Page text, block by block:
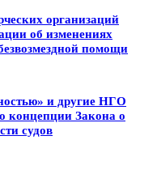
организаций
об изменениях
помощи
и другие НГО
концепции Закона о
судов